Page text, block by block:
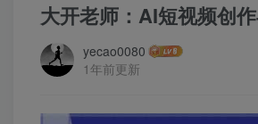
大开老师：AI短视频创
yecao0080
1年前更新